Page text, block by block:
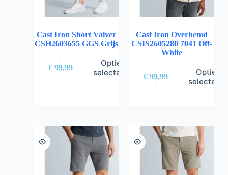
Cast Iron Short Valver
CSH2603655 GGS Grijs
€99,99
Opties
selecteren
Cast Iron Overhemd
CSIS2605280 7041 Off-
White
€99,99
Opties
selecteren